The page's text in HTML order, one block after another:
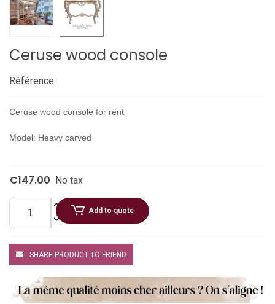
Ceruse wood console
Référence:
Ceruse wood console for rent
Model: Heavy carved
€147.00 No tax
Add to quote
SHARE PRODUCT TO FRIEND